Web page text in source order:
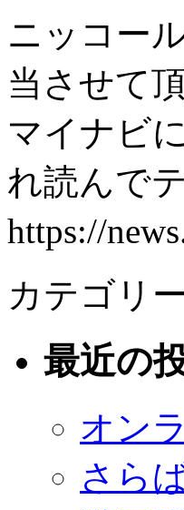
ニッコー
当させて
マイナビ
れ読んで
https://
カテゴリ
最近の
オン
さら